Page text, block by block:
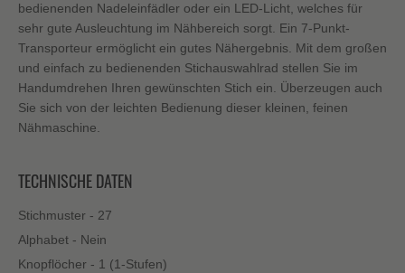
bedienenden Nadeleinfädler oder ein LED-Licht, welches für
sehr gute Ausleuchtung im Nähbereich sorgt. Ein 7-Punkt-
Transporteur ermöglicht ein gutes Nähergebnis. Mit dem großen
und einfach zu bedienenden Stichauswahlrad stellen Sie im
Handumdrehen Ihren gewünschten Stich ein. Überzeugen auch
Sie sich von der leichten Bedienung dieser kleinen, feinen
Nähmaschine.
TECHNISCHE DATEN
Stichmuster - 27
Alphabet - Nein
Knopflöcher - 1 (1-Stufen)